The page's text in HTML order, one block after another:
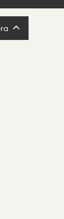
Filtrera